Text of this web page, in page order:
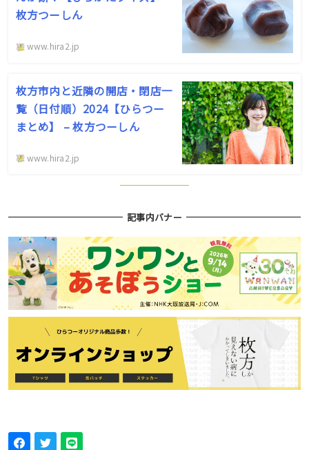
枚方つーしん
www.hira2.jp
枚方市内と近隣の開店・閉店一
覧（日付順）2024【ひらつー
まとめ】 – 枚方つーしん
www.hira2.jp
記事内バナー